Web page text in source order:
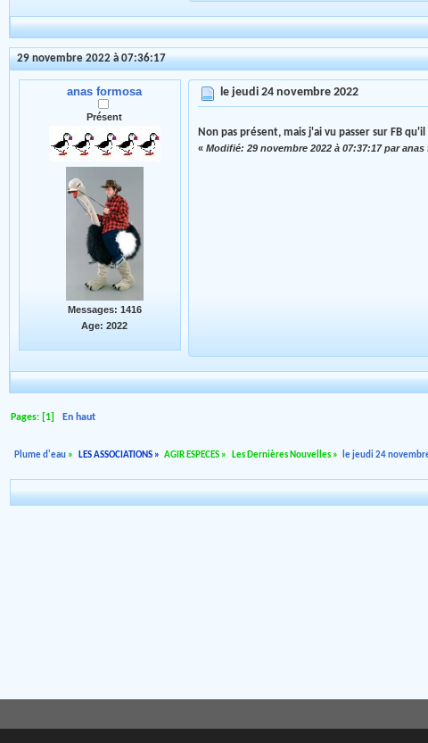
29 novembre 2022 à 07:36:17
anas formosa
Présent
Messages: 1416
Age: 2022
le jeudi 24 novembre 2022
Non pas présent, mais j'ai vu passer sur FB
« Modifié: 29 novembre 2022 à 07:37:17 par
Pages: [1]
En haut
Plume d'eau » LES ASSOCIATIONS» AGIR ESPECES » Les Dernières Nouvelles» le jeudi 24